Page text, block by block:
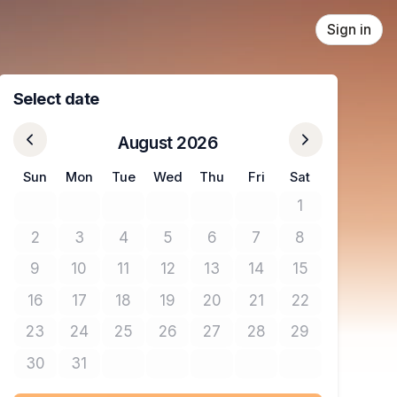
Sign in
Select date
August 2026
Sun Mon Tue Wed Thu Fri Sat
1No tickets
2No tickets available
3No tickets available
4No tickets available
5No tickets available
6No tickets available
7No tickets available
8No tickets
9No tickets available
10No tickets available
11No tickets available
12No tickets available
13No tickets available
14No tickets available
15No tickets
16No tickets available
17No tickets available
18No tickets available
19No tickets available
20No tickets available
21No tickets available
22No tickets
23No tickets available
24No tickets available
25No tickets available
26No tickets available
27No tickets available
28No tickets available
29No tickets
30No tickets available
31No tickets available